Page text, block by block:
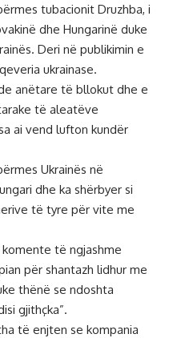
tubacionit Druzhba, i
dhe Hungarinë duke
Deri në publikimin e
ukrainase.
anëtare të bllokut dhe e
të aleatëve
ai vend lufton kundër
Ukrainës në
dhe ka shërbyer si
të tyre për vite me
të ngjashme
për shantazh lidhur me
thënë se ndoshta
gjithçka”.
të enjten se kompania